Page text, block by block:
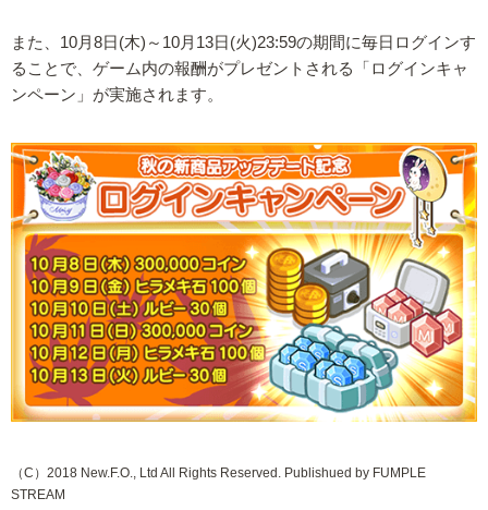
また、10月8日(木)～10月13日(火)23:59の期間に毎日ログインす
ることで、ゲーム内の報酬がプレゼントされる「ログインキャ
ンペーン」が実施されます。
（C）2018 New.F.O., Ltd All Rights Reserved. Publishued by FUMPLE
STREAM